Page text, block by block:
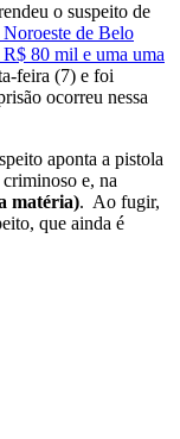
o suspeito de
de Belo
80 mil e uma uma
feira (7) e foi
ocorreu nessa
aponta a pistola
e, na
matéria). Ao fugir,
que ainda é